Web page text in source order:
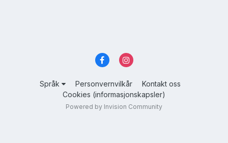
Språk Personvernvilkår
Kontakt oss
Cookies (informasjonskapsler)
Powered by Invision Community